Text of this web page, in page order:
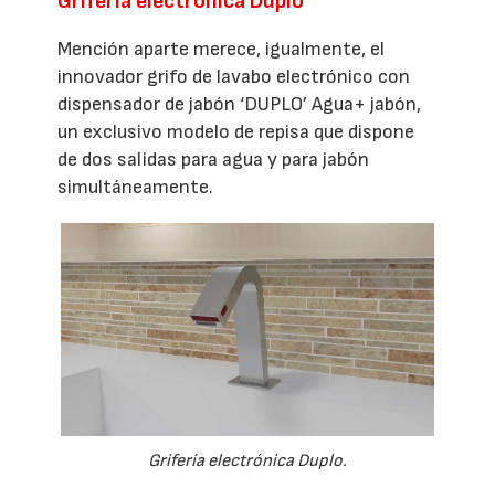
Mención aparte merece, igualmente, el
innovador grifo de lavabo electrónico con
dispensador de jabón ‘DUPLO’ Agua+ jabón,
un exclusivo modelo de repisa que dispone
de dos salidas para agua y para jabón
simultáneamente.
Grifería electrónica Duplo.